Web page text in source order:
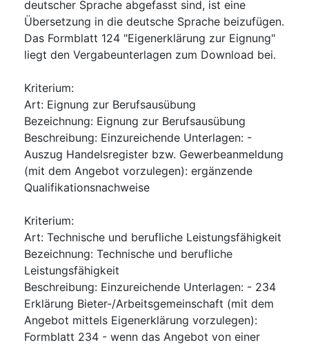
deutscher Sprache abgefasst sind, ist eine
Übersetzung in die deutsche Sprache beizufügen.
Das Formblatt 124 "Eigenerklärung zur Eignung"
liegt den Vergabeunterlagen zum Download bei.
Kriterium:
Art: Eignung zur Berufsausübung
Bezeichnung: Eignung zur Berufsausübung
Beschreibung: Einzureichende Unterlagen: -
Auszug Handelsregister bzw. Gewerbeanmeldung
(mit dem Angebot vorzulegen): ergänzende
Qualifikationsnachweise
Kriterium:
Art: Technische und berufliche Leistungsfähigkeit
Bezeichnung: Technische und berufliche
Leistungsfähigkeit
Beschreibung: Einzureichende Unterlagen: - 234
Erklärung Bieter-/Arbeitsgemeinschaft (mit dem
Angebot mittels Eigenerklärung vorzulegen):
Formblatt 234 - wenn das Angebot von einer